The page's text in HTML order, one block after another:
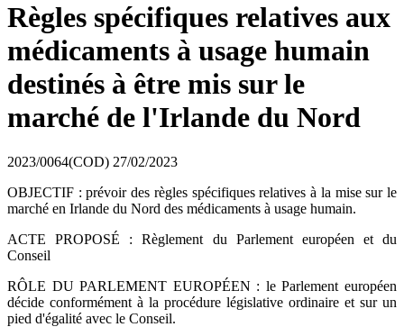
Règles spécifiques relatives aux
médicaments à usage humain
destinés à être mis sur le
marché de l'Irlande du Nord
2023/0064(COD) 27/02/2023
OBJECTIF : prévoir des règles spécifiques relatives à la mise sur le
marché en Irlande du Nord des médicaments à usage humain.
ACTE PROPOSÉ : Règlement du Parlement européen et du
Conseil
RÔLE DU PARLEMENT EUROPÉEN : le Parlement européen
décide conformément à la procédure législative ordinaire et sur un
pied d'égalité avec le Conseil.